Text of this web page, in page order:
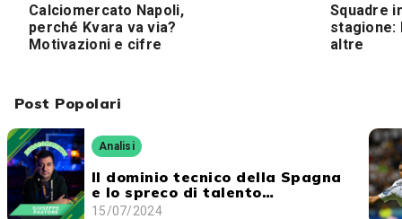
Post Popolari
Analisi
Il dominio tecnico della Spagna
e lo spreco di talento
dell'Inghilterra
15/07/2024
Calciomercato Napoli,
perché Kvara va via?
Motivazioni e cifre
Squadre
stagione:
altre